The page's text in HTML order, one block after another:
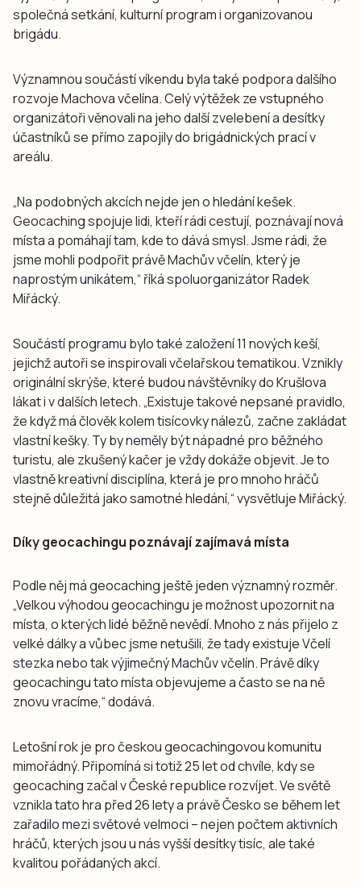
společná setkání, kulturní program i organizovanou
brigádu.
Významnou součástí víkendu byla také podpora dalšího
rozvoje Machova včelína. Celý výtěžek ze vstupného
organizátoři věnovali na jeho další zvelebení a desítky
účastníků se přímo zapojily do brigádnických prací v
areálu.
„Na podobných akcích nejde jen o hledání kešek.
Geocaching spojuje lidi, kteří rádi cestují, poznávají nová
místa a pomáhají tam, kde to dává smysl. Jsme rádi, že
jsme mohli podpořit právě Machův včelín, který je
naprostým unikátem,“ říká spoluorganizátor Radek
Miřácký.
Součástí programu bylo také založení 11 nových keší,
jejichž autoři se inspirovali včelařskou tematikou. Vznikly
originální skrýše, které budou návštěvníky do Krušlova
lákat i v dalších letech. „Existuje takové nepsané pravidlo,
že když má člověk kolem tisícovky nálezů, začne zakládat
vlastní kešky. Ty by neměly být nápadné pro běžného
turistu, ale zkušený kačer je vždy dokáže objevit. Je to
vlastně kreativní disciplína, která je pro mnoho hráčů
stejně důležitá jako samotné hledání,“ vysvětluje Miřácký.
Díky geocachingu poznávají zajímavá místa
Podle něj má geocaching ještě jeden významný rozměr.
„Velkou výhodou geocachingu je možnost upozornit na
místa, o kterých lidé běžně nevědí. Mnoho z nás přijelo z
velké dálky a vůbec jsme netušili, že tady existuje Včelí
stezka nebo tak výjimečný Machův včelín. Právě díky
geocachingu tato místa objevujeme a často se na ně
znovu vracíme,“ dodává.
Letošní rok je pro českou geocachingovou komunitu
mimořádný. Připomíná si totiž 25 let od chvíle, kdy se
geocaching začal v České republice rozvíjet. Ve světě
vznikla tato hra před 26 lety a právě Česko se během let
zařadilo mezi světové velmoci – nejen počtem aktivních
hráčů, kterých jsou u nás vyšší desítky tisíc, ale také
kvalitou pořádaných akcí.